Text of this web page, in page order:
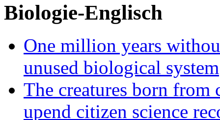
Biologie-Englisch
One million years
unused biological system
The creatures born from
upend citizen science